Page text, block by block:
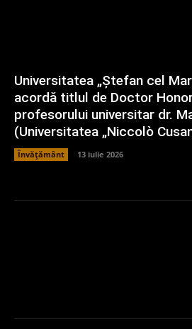
Universitatea „Ștefan cel
acordă titlul de Doctor
profesorului universitar dr.
(Universitatea „Niccolò
Învățământ 13 iulie 2026